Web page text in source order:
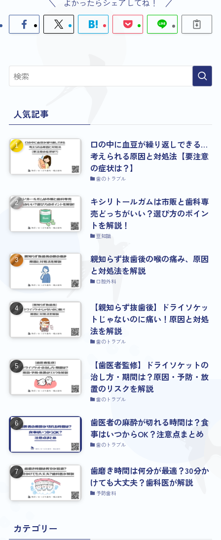
人気記事
口の中に血豆が繰り返しできる…
考えられる原因と対処法【要注意
の症状は？】
歯のトラブル
キシリトールガムは市販と歯科専
売どっちがいい？選び方のポイン
トを解説！
豆知識
親知らず抜歯後の喉の痛み、原因
と対処法を解説
口腔外科
【親知らず抜歯後】ドライソケッ
トじゃないのに痛い！原因と対処
法を解説
歯のトラブル
【歯医者監修】ドライソケットの
治し方・期間は？原因・予防・放
置のリスクを解説
歯のトラブル
歯医者の麻酔が切れる時間は？食
事はいつからOK？注意点まとめ
歯のトラブル
歯磨き時間は何分が最適？30分か
けても大丈夫？歯科医が解説
予防歯科
カテゴリー